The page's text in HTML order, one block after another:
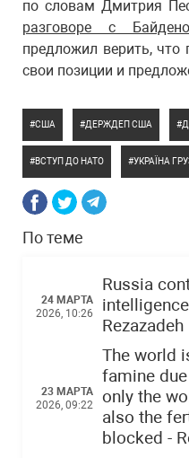
по словам Дмитрия
разговоре с
предложил верить, что
свои позиции и
США ДЕРЖДЕП США
ВСТУП ДО НАТО УКРАЇНА
По теме
24 МАРТА
2026, 10:26
Russia
Rezazadeh
23 МАРТА
2026, 09:22
The world
famine
only the
also the
blocked -